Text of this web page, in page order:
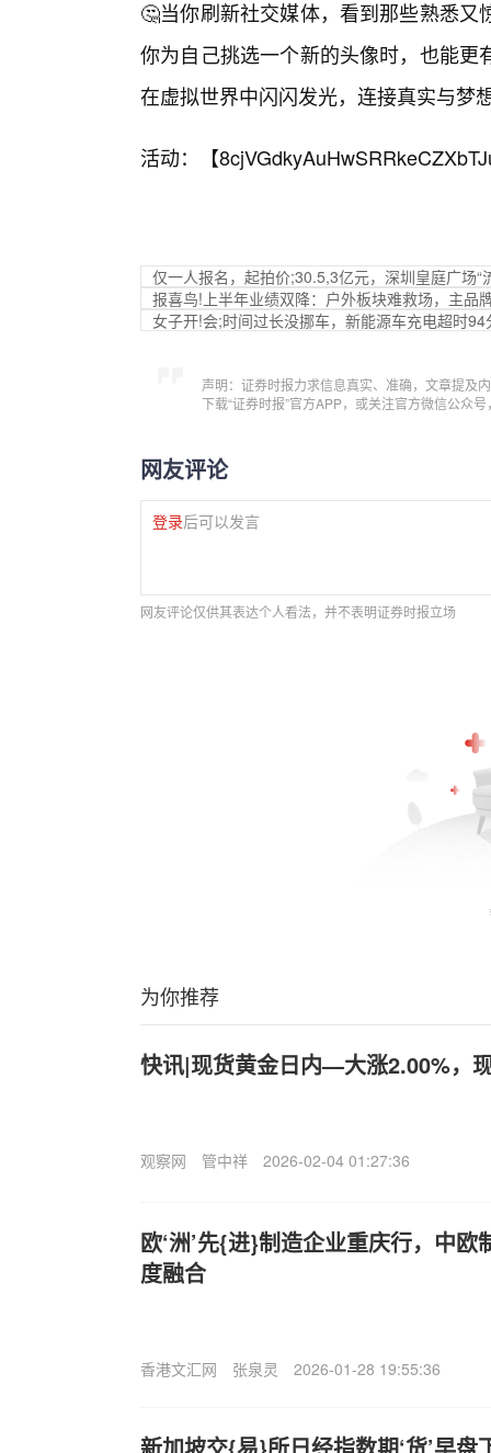
🤔当你刷新社交媒体，看到那些熟悉
你为自己挑选一个新的头像时，也能
在虚拟世界中闪闪发光，连接真实与梦
活动：【
仅一人报名，起拍价;30.5,3亿元，深圳皇庭广场“
报喜鸟!上半年业绩双降：户外板块难救场，主品
女子开!会;时间过长没挪车，新能源车充电超时
声明：证券时报力求信息真实、准确，文章提及
下载“证券时报”官方APP，或关注官方微信公众
网友评论
登录后可以发言
网友评论仅供其表达个人看法，并不表明证券时报立场
为你推荐
快讯|现货黄金日内—大涨2.00%，
观察网 管中祥 2026-02-04 01:27:36
欧‘洲’先{进}制造企业重庆行，中
度融合
香港文汇网 张泉灵 2026-01-28 19:55:36